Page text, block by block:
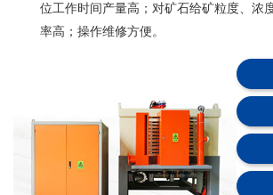
位工作时间产量高；对矿石给矿粒度、浓
率高；操作维修方便。